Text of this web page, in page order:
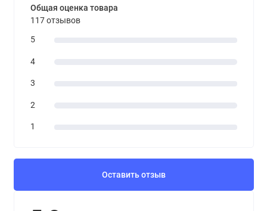
Общая оценка товара
117 отзывов
5
4
3
2
1
Оставить отзыв